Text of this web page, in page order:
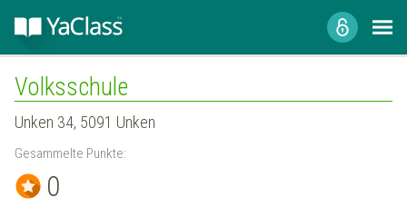
Volksschule
Unken 34, 5091 Unken
Gesammelte Punkte:
0